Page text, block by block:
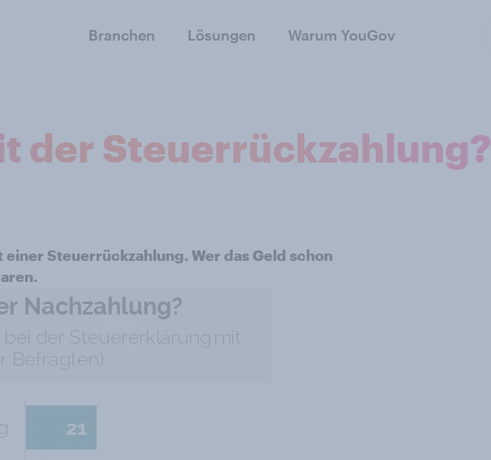
Branchen Lösungen Warum YouGov
der Steuerrückzahlung?
Steuerrückzahlung. Wer das Geld schon